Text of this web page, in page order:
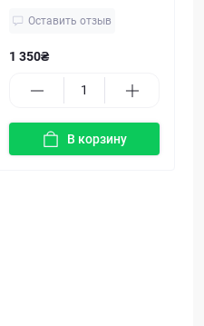
Оставить отзыв
1 350₴
В корзину